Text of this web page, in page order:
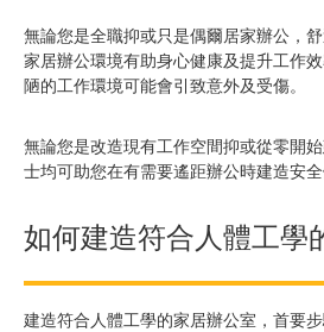
無論您是全職抑或只是偶爾居家辦公，
家居辦公環境有助身心健康及提升工作
陋的工作環境可能會引致意外及受傷。
無論您是改造現有工作空間抑或從零開
士均可助您在有需要遙距辦公時建造安全
如何建造符合人體工學
建造符合人體工學的家居辦公室，首要